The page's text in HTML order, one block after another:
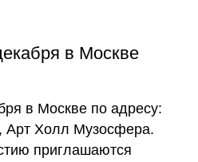
в Москве
в Москве по адресу:
Арт Холл Музосфера.
приглашаются